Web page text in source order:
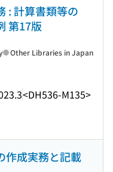
: 計算書類等の
第17版
<DH536-M135>
Other Libraries in Japan
作成実務と記載